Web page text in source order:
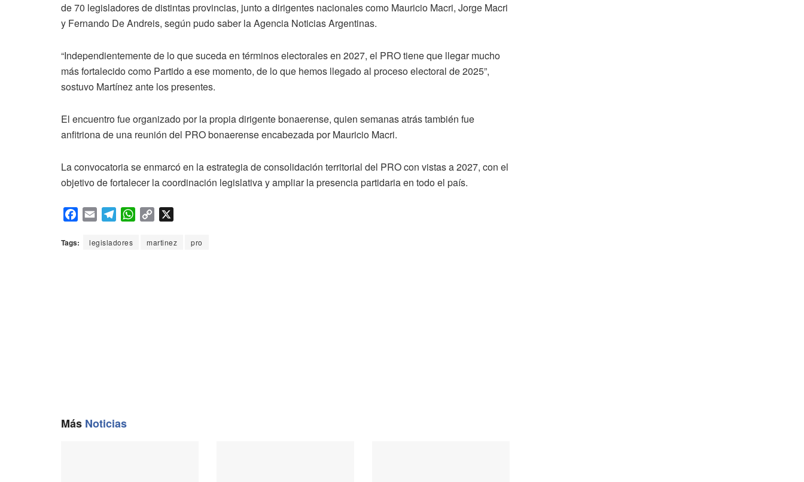
de 70 legisladores de distintas provincias, junto a dirigentes nacionales como Mauricio Macri, Jorge Macri
y Fernando De Andreis, según pudo saber la Agencia Noticias Argentinas.
“Independientemente de lo que suceda en términos electorales en 2027, el PRO tiene que llegar mucho
más fortalecido como Partido a ese momento, de lo que hemos llegado al proceso electoral de 2025”,
sostuvo Martínez ante los presentes.
El encuentro fue organizado por la propia dirigente bonaerense, quien semanas atrás también fue
anfitriona de una reunión del PRO bonaerense encabezada por Mauricio Macri.
La convocatoria se enmarcó en la estrategia de consolidación territorial del PRO con vistas a 2027, con el
objetivo de fortalecer la coordinación legislativa y ampliar la presencia partidaria en todo el país.
c
a
l
W
p
Tags: legisladores martinez pro
Más Noticias